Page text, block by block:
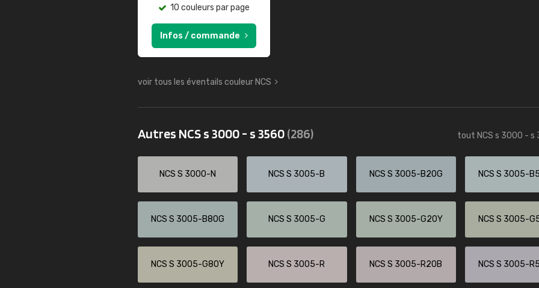
10 couleurs par page
Infos / commande
voir tous les éventails couleur NCS
Autres NCS s 3000 - s 3560(286) tout NCS s 3000 - s
NCS S 3000-N NCS S 3005-B NCS S 3005-B20G NCS S 3005-
NCS S 3005-B80G NCS S 3005-G NCS S 3005-G20Y NCS S 3005-
NCS S 3005-G80Y NCS S 3005-R NCS S 3005-R20B NCS S 3005-